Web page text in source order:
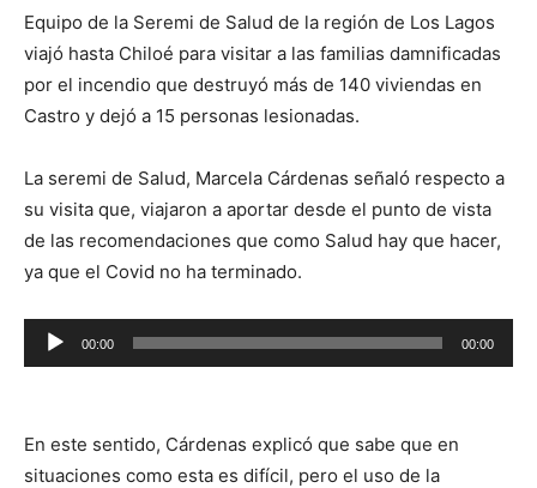
Equipo de la Seremi de Salud de la región de Los Lagos
viajó hasta Chiloé para visitar a las familias damnificadas
por el incendio que destruyó más de 140 viviendas en
Castro y dejó a 15 personas lesionadas.
La seremi de Salud, Marcela Cárdenas señaló respecto a
su visita que, viajaron a aportar desde el punto de vista
de las recomendaciones que como Salud hay que hacer,
ya que el Covid no ha terminado.
Reproductor
de
00:00 00:00
En este sentido, Cárdenas explicó que sabe que en
situaciones como esta es difícil, pero el uso de la